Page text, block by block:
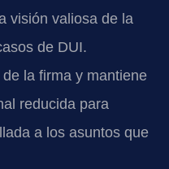
visión valiosa de la
de DUI.
la firma y mantiene
reducida para
a los asuntos que